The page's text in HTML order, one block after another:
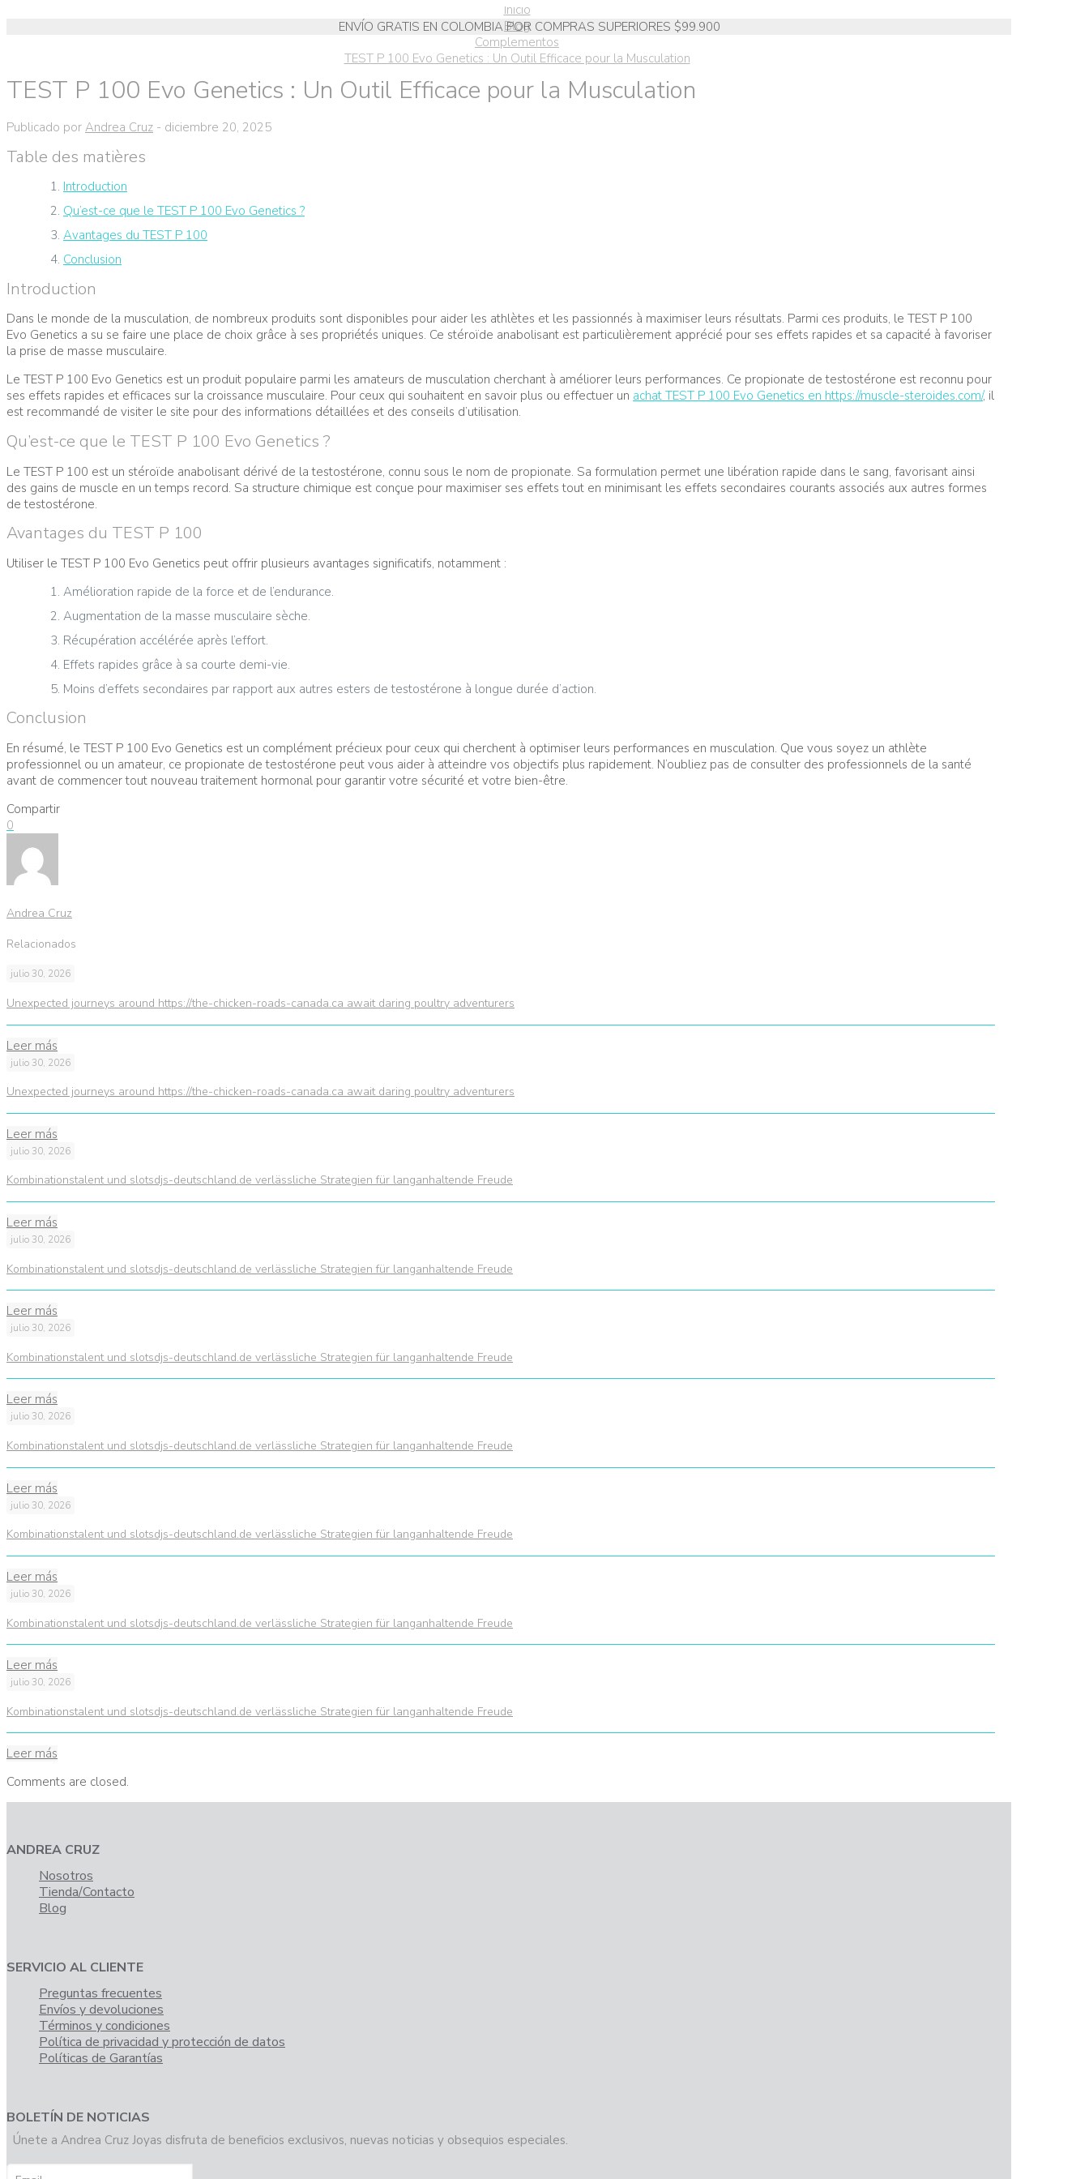
ENVÍO GRATIS EN COLOMBIA POR COMPRAS SUPERIORES $99.900
Inicio
Blog
Complementos
TEST P 100 Evo Genetics : Un Outil Efficace pour la Musculation
TEST P 100 Evo Genetics : Un Outil Efficace pour la Musculation
Publicado por Andrea Cruz - diciembre 20, 2025
Table des matières
Introduction
Qu’est-ce que le TEST P 100 Evo Genetics ?
Avantages du TEST P 100
Conclusion
Introduction
Dans le monde de la musculation, de nombreux produits sont disponibles pour aider les athlètes et les passionnés à maximiser leurs résultats. Parmi ces produits, le TEST P 100
Evo Genetics a su se faire une place de choix grâce à ses propriétés uniques. Ce stéroïde anabolisant est particulièrement apprécié pour ses effets rapides et sa capacité à favoriser
la prise de masse musculaire.
Le TEST P 100 Evo Genetics est un produit populaire parmi les amateurs de musculation cherchant à améliorer leurs performances. Ce propionate de testostérone est reconnu pour
ses effets rapides et efficaces sur la croissance musculaire. Pour ceux qui souhaitent en savoir plus ou effectuer un achat TEST P 100 Evo Genetics en https://muscle-steroides.com/, il
est recommandé de visiter le site pour des informations détaillées et des conseils d’utilisation.
Qu’est-ce que le TEST P 100 Evo Genetics ?
Le TEST P 100 est un stéroïde anabolisant dérivé de la testostérone, connu sous le nom de propionate. Sa formulation permet une libération rapide dans le sang, favorisant ainsi
des gains de muscle en un temps record. Sa structure chimique est conçue pour maximiser ses effets tout en minimisant les effets secondaires courants associés aux autres formes
de testostérone.
Avantages du TEST P 100
Utiliser le TEST P 100 Evo Genetics peut offrir plusieurs avantages significatifs, notamment :
Amélioration rapide de la force et de l’endurance.
Augmentation de la masse musculaire sèche.
Récupération accélérée après l’effort.
Effets rapides grâce à sa courte demi-vie.
Moins d’effets secondaires par rapport aux autres esters de testostérone à longue durée d’action.
Conclusion
En résumé, le TEST P 100 Evo Genetics est un complément précieux pour ceux qui cherchent à optimiser leurs performances en musculation. Que vous soyez un athlète
professionnel ou un amateur, ce propionate de testostérone peut vous aider à atteindre vos objectifs plus rapidement. N’oubliez pas de consulter des professionnels de la santé
avant de commencer tout nouveau traitement hormonal pour garantir votre sécurité et votre bien-être.
Compartir
0
Andrea Cruz
Relacionados
julio 30, 2026
Unexpected journeys around https://the-chicken-roads-canada.ca await daring poultry adventurers
Leer más
julio 30, 2026
Unexpected journeys around https://the-chicken-roads-canada.ca await daring poultry adventurers
Leer más
julio 30, 2026
Kombinationstalent und slotsdjs-deutschland.de verlässliche Strategien für langanhaltende Freude
Leer más
julio 30, 2026
Kombinationstalent und slotsdjs-deutschland.de verlässliche Strategien für langanhaltende Freude
Leer más
julio 30, 2026
Kombinationstalent und slotsdjs-deutschland.de verlässliche Strategien für langanhaltende Freude
Leer más
julio 30, 2026
Kombinationstalent und slotsdjs-deutschland.de verlässliche Strategien für langanhaltende Freude
Leer más
julio 30, 2026
Kombinationstalent und slotsdjs-deutschland.de verlässliche Strategien für langanhaltende Freude
Leer más
julio 30, 2026
Kombinationstalent und slotsdjs-deutschland.de verlässliche Strategien für langanhaltende Freude
Leer más
julio 30, 2026
Kombinationstalent und slotsdjs-deutschland.de verlässliche Strategien für langanhaltende Freude
Leer más
Comments are closed.
ANDREA CRUZ
Nosotros
Tienda/Contacto
Blog
SERVICIO AL CLIENTE
Preguntas frecuentes
Envíos y devoluciones
Términos y condiciones
Política de privacidad y protección de datos
Políticas de Garantías
BOLETÍN DE NOTICIAS
Únete a Andrea Cruz Joyas disfruta de beneficios exclusivos, nuevas noticias y obsequios especiales.